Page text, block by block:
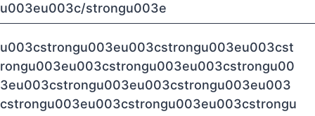
u003eu003c/strongu003e
u003cstrongu003eu003cstrongu003eu003cst
rongu003eu003cstrongu003eu003cstrongu00
3eu003cstrongu003eu003cstrongu003eu003
cstrongu003eu003cstrongu003eu003cstrongu